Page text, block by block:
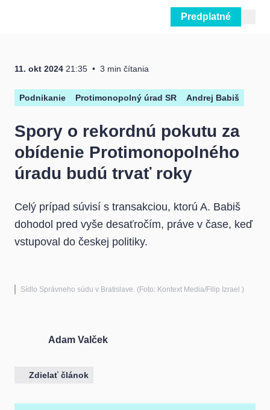
Predplatné
11. okt 2024 21:35 3 min čítania
Podnikanie Protimonopolný úrad SR Andrej Babiš
Spory o rekordnú pokutu za
obídenie Protimonopolného
úradu budú trvať roky
Celý prípad súvisí s transakciou, ktorú A. Babiš
dohodol pred vyše desaťročím, práve v čase, keď
vstupoval do českej politiky.
Sídlo Správneho súdu v Bratislave. (Foto: Kontext Media/Filip Izrael )
Adam Valček
Zdielať článok